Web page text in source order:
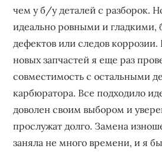
чем у б/у деталей с разборок.
идеально ровными и гладкими,
дефектов или следов коррозии.
новых запчастей я еще раз
совместимость с остальными
карбюратора. Все подходило
доволен своим выбором и
прослужат долго. Замена
заняла не много времени, и я